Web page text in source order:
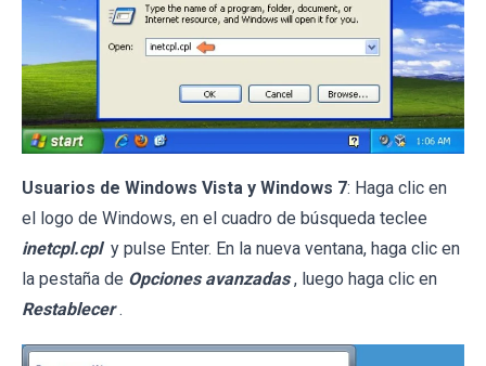
Usuarios de Windows Vista y Windows 7: Haga clic en
el logo de Windows, en el cuadro de búsqueda teclee
inetcpl.cpl y pulse Enter. En la nueva ventana, haga clic en
la pestaña de Opciones avanzadas , luego haga clic en
Restablecer .